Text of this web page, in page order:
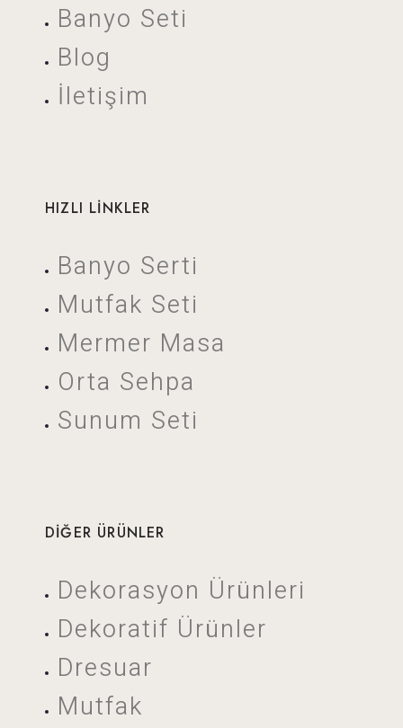
Banyo Seti
Blog
İletişim
HIZLI LİNKLER
Banyo Serti
Mutfak Seti
Mermer Masa
Orta Sehpa
Sunum Seti
DIĞER ÜRÜNLER
Dekorasyon Ürünleri
Dekoratif Ürünler
Dresuar
Mutfak